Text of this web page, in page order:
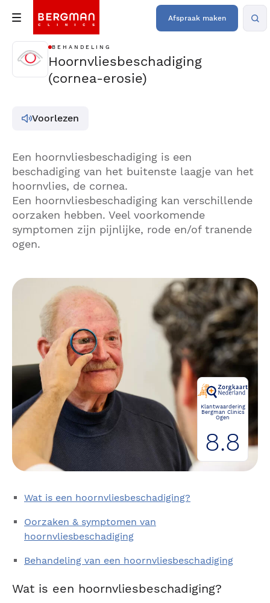
Afspraak maken
BEHANDELING
Hoornvliesbeschadiging
(cornea-erosie)
Voorlezen
Een hoornvliesbeschadiging is een
beschadiging van het buitenste laagje van het
hoornvlies, de cornea.
Een hoornvliesbeschadiging kan verschillende
oorzaken hebben. Veel voorkomende
symptomen zijn pijnlijke, rode en/of tranende
ogen.
Klantwaardering
Bergman Clinics
Ogen
8.8
Wat is een hoornvliesbeschadiging?
Oorzaken & symptomen van
hoornvliesbeschadiging
Behandeling van een hoornvliesbeschadiging
Wat is een hoornvliesbeschadiging?